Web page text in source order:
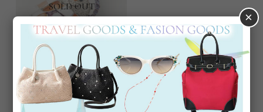
SOLD OUT
キラキラスノーマンストラッ
プ/2020122S
¥4,830 税込
×